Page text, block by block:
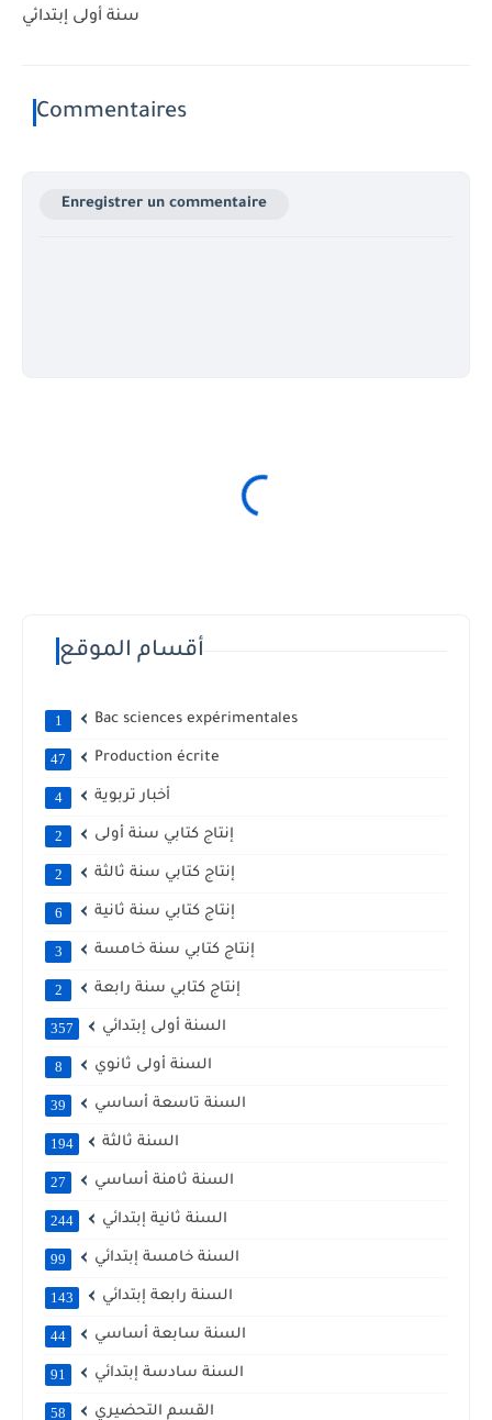
سنة أولى إبتدائي
Commentaires
Enregistrer un commentaire
أقسام الموقع
Bac sciences expérimentales
1
Production écrite
47
أخبار تربوية 4
إنتاج كتابي سنة أولى 2
إنتاج كتابي سنة ثالثة 2
إنتاج كتابي سنة ثانية 6
إنتاج كتابي سنة خامسة 3
إنتاج كتابي سنة رابعة 2
السنة أولى إبتدائي 357
السنة أولى ثانوي 8
السنة تاسعة أساسي 39
السنة ثالثة 194
السنة ثامنة أساسي 27
السنة ثانية إبتدائي 244
السنة خامسة إبتدائي 99
السنة رابعة إبتدائي 143
السنة سابعة أساسي 44
السنة سادسة إبتدائي 91
القسم التحضيري 58